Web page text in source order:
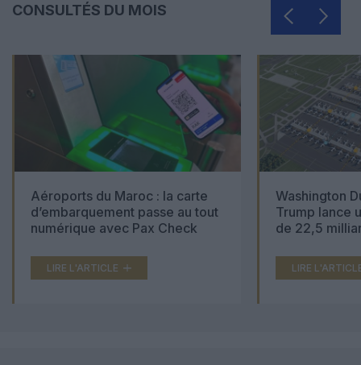
CONSULTÉS DU MOIS
Aéroports du Maroc : la carte
d’embarquement passe au tout
numérique avec Pax Check
LIRE L'ARTICLE
Washington
Trump lance
de 22,5
LIRE